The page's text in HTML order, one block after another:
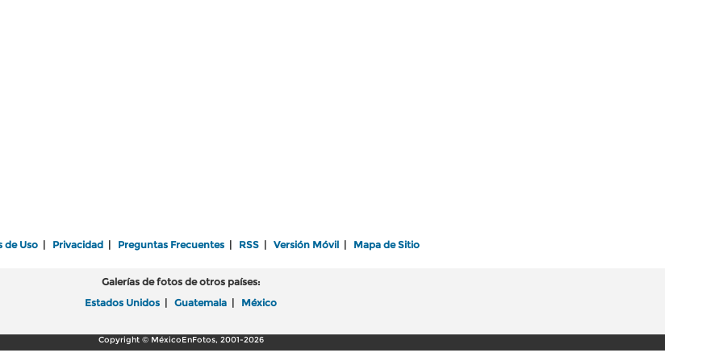
de Uso Privacidad Preguntas Frecuentes RSS Versión Móvil Mapa de Sitio
Galerías de fotos de otros países:
Estados Unidos
Guatemala México
Copyright © MéxicoEnFotos, 2001-2026